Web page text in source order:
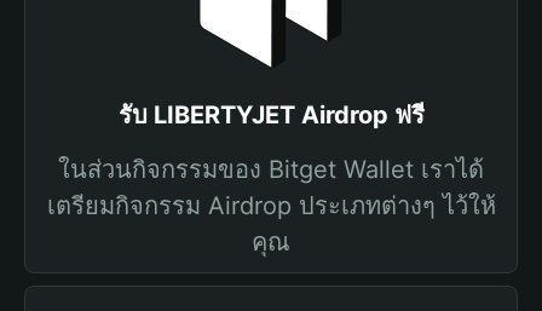
รับ LIBERTYJET Airdrop ฟรี
ในส่วนกิจกรรมของ Bitget Wallet เราได้
เตรียมกิจกรรม Airdrop ประเภทต่างๆ ไว้ให้
คุณ